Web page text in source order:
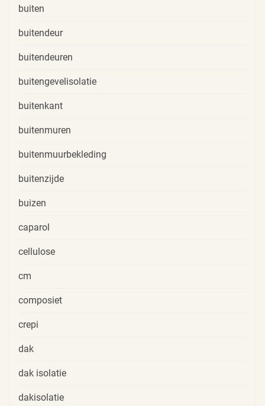
buiten
buitendeur
buitendeuren
buitengevelisolatie
buitenkant
buitenmuren
buitenmuurbekleding
buitenzijde
buizen
caparol
cellulose
cm
composiet
crepi
dak
dak isolatie
dakisolatie